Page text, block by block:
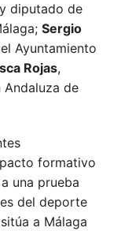
diputado de
Sergio
Ayuntamiento
Rojas,
Andaluza de
formativo
una prueba
del deporte
a Málaga